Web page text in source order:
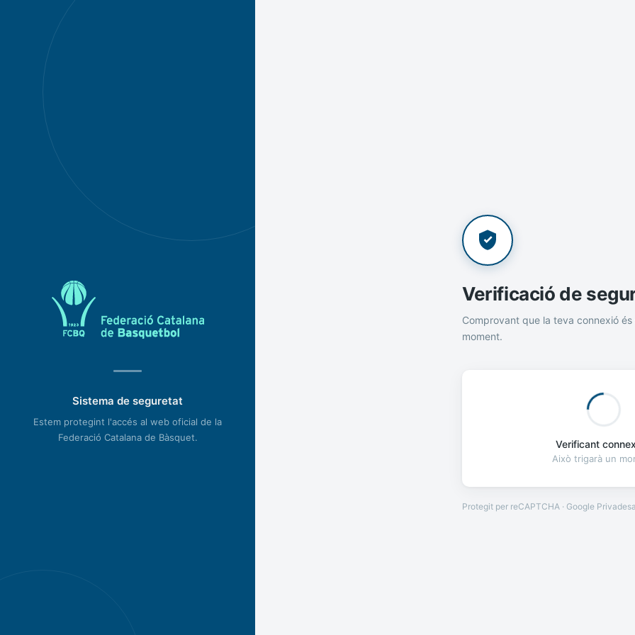
Sistema de seguretat
Estem protegint l'accés al web oficial de la
Federació Catalana de Bàsquet.
Verificació de
Comprovant que la teva connexió és
moment.
Verificant
Això trigarà un
Protegit per reCAPTCHA · Google Privadesa